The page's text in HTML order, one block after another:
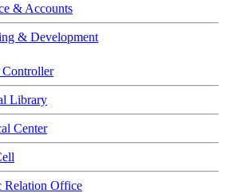
& Accounts
& Development
Controller
Library
Center
Relation Office